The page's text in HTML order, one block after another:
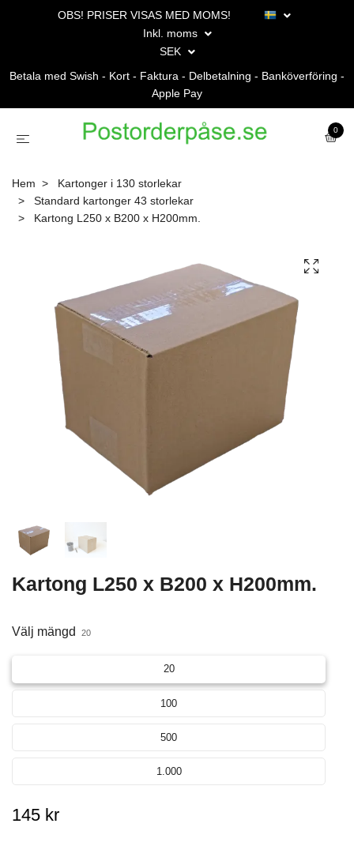
OBS! PRISER VISAS MED MOMS!
Inkl. moms
SEK
Betala med Swish - Kort - Faktura - Delbetalning - Banköverföring -
Apple Pay
0
Hem
Kartonger i 130 storlekar
Standard kartonger 43 storlekar
Kartong L250 x B200 x H200mm.
Kartong L250 x B200 x H200mm.
Välj mängd 20
20
100
500
1.000
145 kr